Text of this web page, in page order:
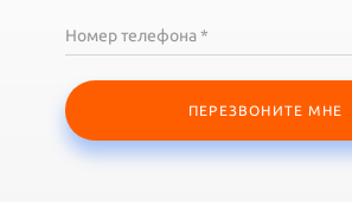
Номер телефона *
ПЕРЕЗВОНИТЕ МНЕ